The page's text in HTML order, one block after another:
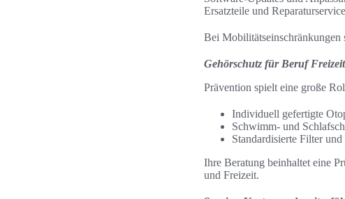
Ersatzteile und
Bei Mobilitätseinschränkungen
Gehörschutz für Beruf
Prävention spielt eine große
Individuell gefertigte
Schwimm- und
Standardisierte Filter
Ihre Beratung beinhaltet eine
und Freizeit.